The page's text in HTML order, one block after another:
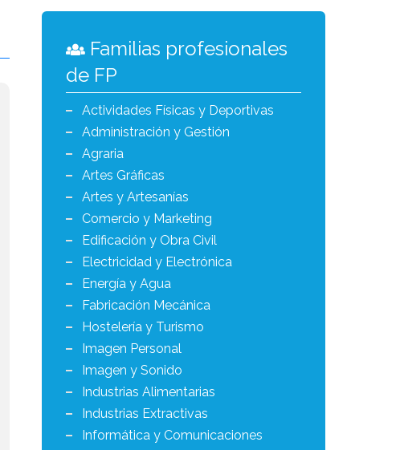
Familias profesionales
de FP
Actividades Físicas y Deportivas
Administración y Gestión
Agraria
Artes Gráficas
Artes y Artesanías
Comercio y Marketing
Edificación y Obra Civil
Electricidad y Electrónica
Energía y Agua
Fabricación Mecánica
Hostelería y Turismo
Imagen Personal
Imagen y Sonido
Industrias Alimentarias
Industrias Extractivas
Informática y Comunicaciones